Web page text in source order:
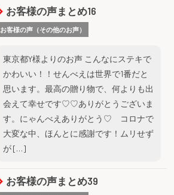
お客様の声まとめ16
お客様の声（その他のお声）
東京都Y様よりのお声 こんなにステキで
かわいい！！せんべえは世界で1番だと
思います。最高の贈り物で、何よりも出
会えて幸せです♡♡ありがとうございま
す。にゃんべえありがとう♡ コロナで
大変な中、ほんとに感謝です！ムリせず
が […]
お客様の声まとめ39